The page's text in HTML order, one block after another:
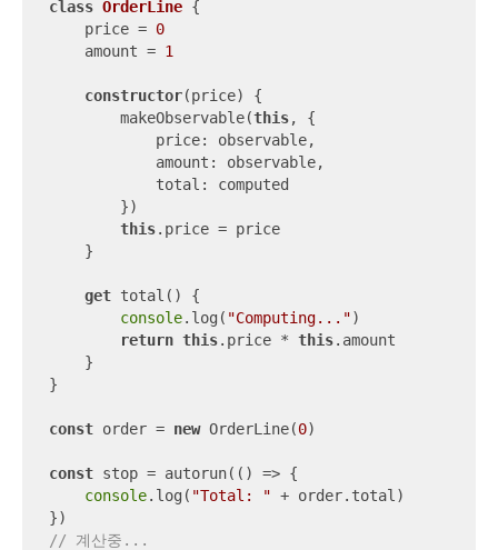
class OrderLine {
    price =
0
    amount =
1
constructor(price) {
        makeObservable(
this, {
price: observable,
amount : observable,
total : computed
        })
this.price = price
    }
get total() {
console.log( "Computing...")
return this.price * this.amount
    }
}
const order = new OrderLine(0)
const stop = autorun( () => {
console.log( "Total: " + order.total)
// 계산중...